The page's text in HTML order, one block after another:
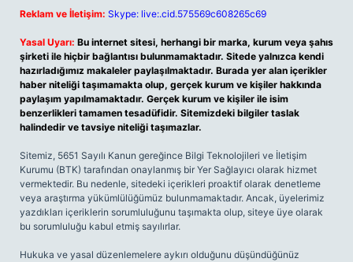
Reklam ve İletişim: Skype: live:.cid.575569c608265c69
Yasal Uyarı: Bu internet sitesi, herhangi bir marka, kurum veya şahıs
şirketi ile hiçbir bağlantısı bulunmamaktadır. Sitede yalnızca kendi
hazırladığımız makaleler paylaşılmaktadır. Burada yer alan içerikler
haber niteliği taşımamakta olup, gerçek kurum ve kişiler hakkında
paylaşım yapılmamaktadır. Gerçek kurum ve kişiler ile isim
benzerlikleri tamamen tesadüfidir. Sitemizdeki bilgiler taslak
halindedir ve tavsiye niteliği taşımazlar.
Sitemiz, 5651 Sayılı Kanun gereğince Bilgi Teknolojileri ve İletişim
Kurumu (BTK) tarafından onaylanmış bir Yer Sağlayıcı olarak hizmet
vermektedir. Bu nedenle, sitedeki içerikleri proaktif olarak denetleme
veya araştırma yükümlülüğümüz bulunmamaktadır. Ancak, üyelerimiz
yazdıkları içeriklerin sorumluluğunu taşımakta olup, siteye üye olarak
bu sorumluluğu kabul etmiş sayılırlar.
Hukuka ve yasal düzenlemelere aykırı olduğunu düşündüğünüz